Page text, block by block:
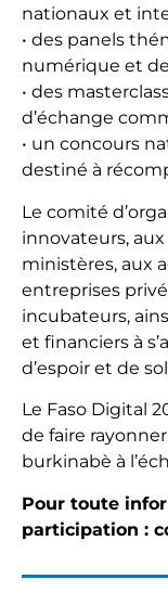
nationaux et
• des panels
numérique et
• des
d’échange
• un concours
destiné à
Le comité
innovateurs,
ministères, aux
entreprises
incubateurs,
et financiers à
d’espoir et de
Le Faso Digital
de faire
burkinabè à
Pour toute
participation :